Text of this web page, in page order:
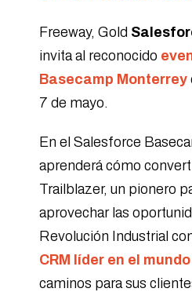
Freeway, Gold
invita al reconocido
Basecamp Monterrey
7 de mayo.
En el Salesforce
aprenderá cómo
Trailblazer, un pionero
aprovechar las
Revolución Industrial
CRM líder en el mundo
caminos para sus